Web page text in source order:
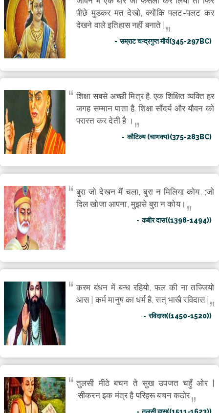
पीछे मुडकर मत देखो, क्योंकि पलट-पलट कर
देखने वाले इतिहास नहीं बनाते |
सम्राट चन्द्रगुप्त मौर्य(345-297BC)
शिक्षा सबसे अच्छी मित्र है. एक शिक्षित व्यक्ति हर
जगह सम्मान पाता है. शिक्षा सौंदर्य और यौवन को
परास्त कर देती है ।
कौटिल्य (चाणक्य)(375-283BC)
बुरा जो देखन मैं चला, बुरा न मिलिया कोय, ;जो
दिल खोजा आपना, मुझसे बुरा न कोय।
कबीर दास((1398-1494))
करम बंधन में बन्ध रहियो, फल की ना तज्जियो
आस | कर्म मानुष का धर्म है, सत् भाखै रविदास |
रविदास((1450-1520))
तुलसी मीठे बचन ते सुख उपजत चहुँ ओर |
;सीकरन इक मंत्र है परिहरू बचन कठोर
तुलसी दास((1511-1623))